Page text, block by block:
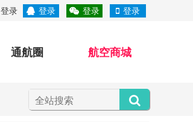
登录 登录 登录 登录
通航圈 航空商城